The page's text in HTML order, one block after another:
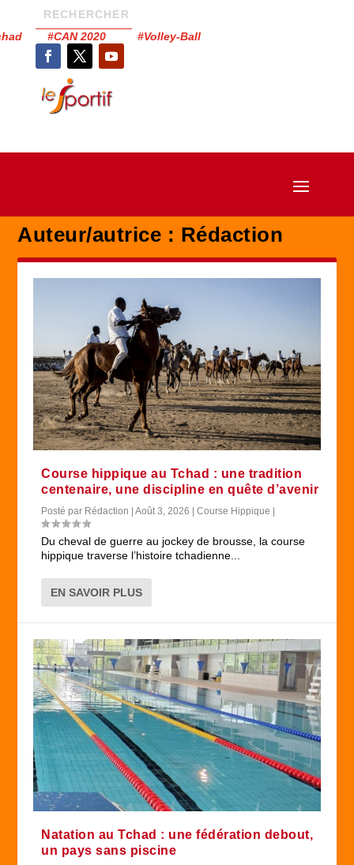
#CAN 2020 #Volley-Ball
Auteur/autrice : Rédaction
Course hippique au Tchad : une tradition
centenaire, une discipline en quête d’avenir
Posté par Rédaction |Août 3, 2026 |Course Hippique |
Du cheval de guerre au jockey de brousse, la course
hippique traverse l’histoire tchadienne...
EN SAVOIR PLUS
Natation au Tchad : une fédération debout,
un pays sans piscine